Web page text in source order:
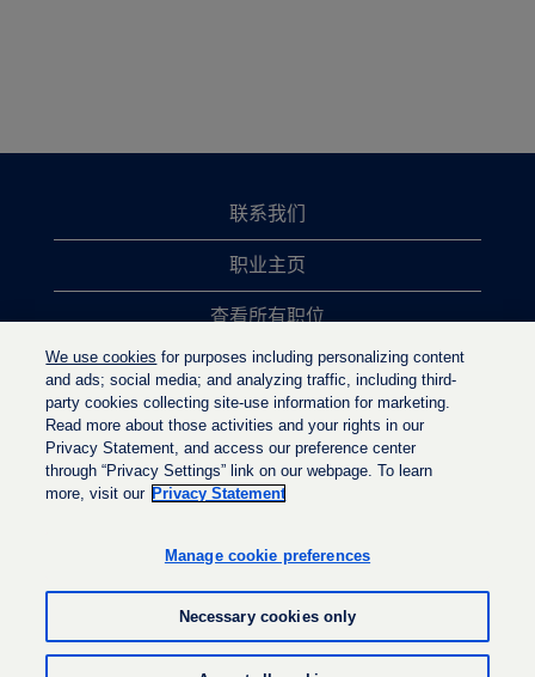
联系我们
职业主页
查看所有职位
热门职位搜索
隐私政策
选
卡
中
打
开
选
中
打
开
卡
开
© LyondellBasell Industries Holdings B.V. 2022
We use cookies for purposes including personalizing content
and ads; social media; and analyzing traffic, including third-
party cookies collecting site-use information for marketing.
Read more about those activities and your rights in our
Privacy Statement, and access our preference center
through “Privacy Settings” link on our webpage. To learn
more, visit our Privacy Statement
Manage cookie preferences
Necessary cookies only